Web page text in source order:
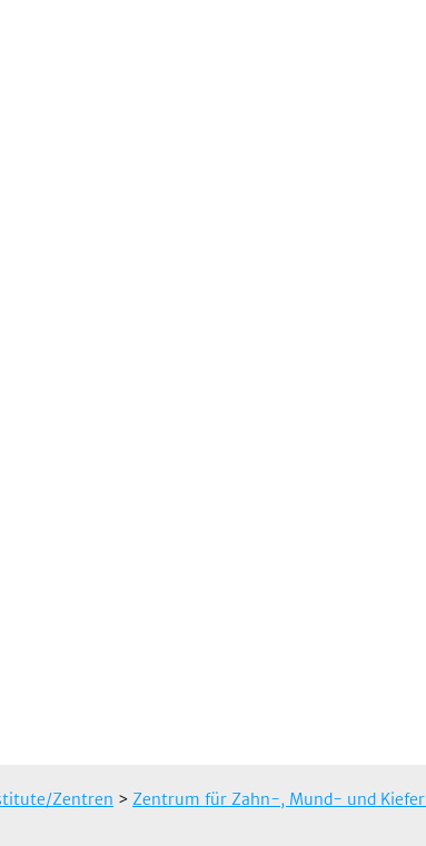
Zentren > Zentrum für Zahn-, Mund- und